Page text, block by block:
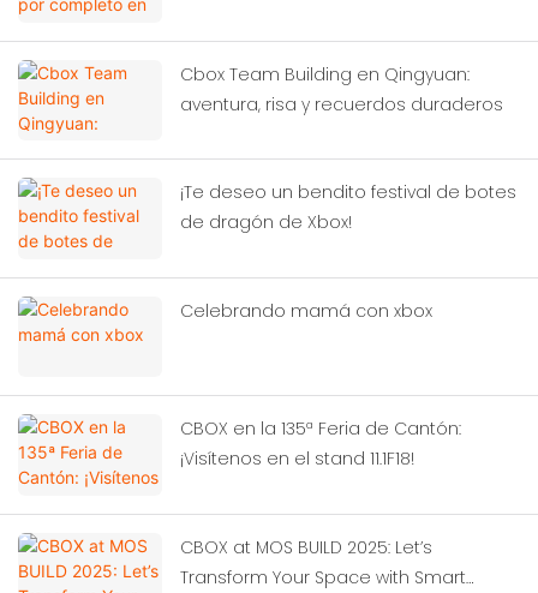
Cbox Team Building en Qingyuan:
aventura, risa y recuerdos duraderos
¡Te deseo un bendito festival de botes
de dragón de Xbox!
Celebrando mamá con xbox
CBOX en la 135ª Feria de Cantón:
¡Visítenos en el stand 11.1F18!
CBOX at MOS BUILD 2025: Let’s
Transform Your Space with Smart